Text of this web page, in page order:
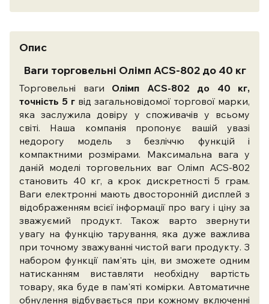
Опис
Ваги торговельні Олімп ACS-802 до 40 кг
Торговельні ваги Олімп ACS-802 до 40 кг,
точність 5 г від загальновідомої торгової марки,
яка заслужила довіру у споживачів у всьому
світі. Наша компанія пропонує вашій увазі
недорогу модель з безліччю функцій і
компактними розмірами. Максимальна вага у
даній моделі торговельних ваг Олімп ACS-802
становить 40 кг, а крок дискретності 5 грам.
Ваги електронні мають двосторонній дисплей з
відображенням всієї інформації про вагу і ціну за
зважуємий продукт. Також варто звернути
увагу на функцію тарування, яка дуже важлива
при точному зважуванні чистой ваги продукту. З
набором функції пам'ять цін, ви зможете одним
натисканням виставляти необхідну вартість
товару, яка буде в пам'яті комірки. Автоматичне
обнулення відбувається при кожному включенні